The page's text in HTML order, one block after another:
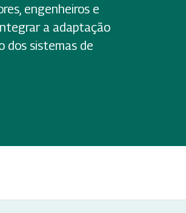
engenheiros e
a adaptação
dos sistemas de